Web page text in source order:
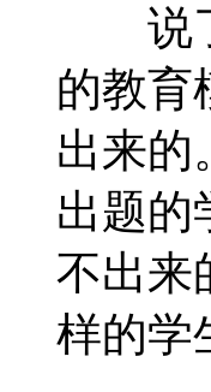
说了
的教育
出来的
出题的
不出来
样的学